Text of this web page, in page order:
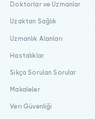
Doktorlar ve Uzmanlar
Uzaktan Sağlık
Uzmanlık Alanları
Hastalıklar
Sıkça Sorulan Sorular
Makaleler
Veri Güvenliği